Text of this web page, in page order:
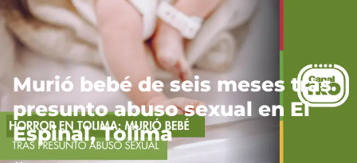
Murió bebé de seis meses tras
presunto abuso sexual en El
Espinal, Tolima